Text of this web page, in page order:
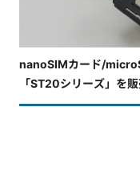
nanoSIMカード/
「ST20シリーズ」を